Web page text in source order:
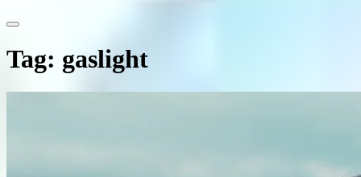
Tag: gaslight